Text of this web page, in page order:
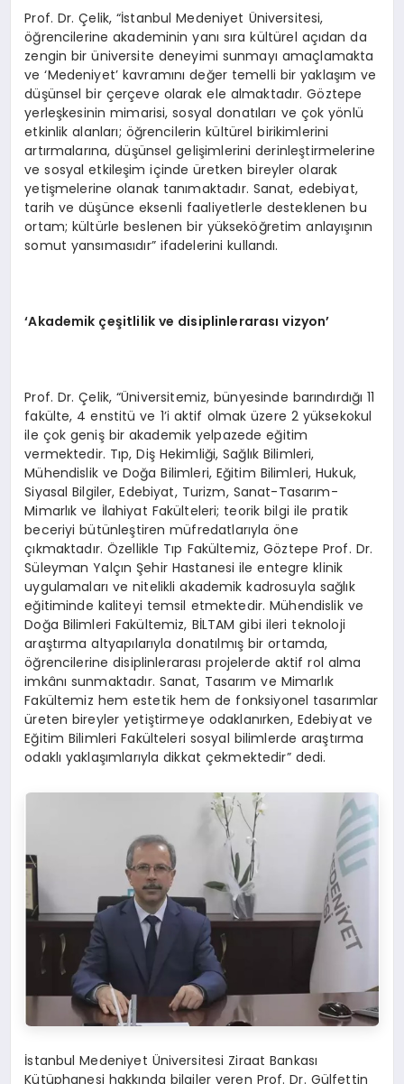
Prof. Dr. Çelik, “İstanbul Medeniyet Üniversitesi,
öğrencilerine akademinin yanı sıra kültürel açıdan da
zengin bir üniversite deneyimi sunmayı amaçlamakta
ve ‘Medeniyet’ kavramını değer temelli bir yaklaşım ve
düşünsel bir çerçeve olarak ele almaktadır. Göztepe
yerleşkesinin mimarisi, sosyal donatıları ve çok yönlü
etkinlik alanları; öğrencilerin kültürel birikimlerini
artırmalarına, düşünsel gelişimlerini derinleştirmelerine
ve sosyal etkileşim içinde üretken bireyler olarak
yetişmelerine olanak tanımaktadır. Sanat, edebiyat,
tarih ve düşünce eksenli faaliyetlerle desteklenen bu
ortam; kültürle beslenen bir yükseköğretim anlayışının
somut yansımasıdır” ifadelerini kullandı.
‘Akademik çeşitlilik ve disiplinlerarası vizyon’
Prof. Dr. Çelik, “Üniversitemiz, bünyesinde barındırdığı 11
fakülte, 4 enstitü ve 1’i aktif olmak üzere 2 yüksekokul
ile çok geniş bir akademik yelpazede eğitim
vermektedir. Tıp, Diş Hekimliği, Sağlık Bilimleri,
Mühendislik ve Doğa Bilimleri, Eğitim Bilimleri, Hukuk,
Siyasal Bilgiler, Edebiyat, Turizm, Sanat-Tasarım-
Mimarlık ve İlahiyat Fakülteleri; teorik bilgi ile pratik
beceriyi bütünleştiren müfredatlarıyla öne
çıkmaktadır. Özellikle Tıp Fakültemiz, Göztepe Prof. Dr.
Süleyman Yalçın Şehir Hastanesi ile entegre klinik
uygulamaları ve nitelikli akademik kadrosuyla sağlık
eğitiminde kaliteyi temsil etmektedir. Mühendislik ve
Doğa Bilimleri Fakültemiz, BİLTAM gibi ileri teknoloji
araştırma altyapılarıyla donatılmış bir ortamda,
öğrencilerine disiplinlerarası projelerde aktif rol alma
imkânı sunmaktadır. Sanat, Tasarım ve Mimarlık
Fakültemiz hem estetik hem de fonksiyonel tasarımlar
üreten bireyler yetiştirmeye odaklanırken, Edebiyat ve
Eğitim Bilimleri Fakülteleri sosyal bilimlerde araştırma
odaklı yaklaşımlarıyla dikkat çekmektedir” dedi.
İstanbul Medeniyet Üniversitesi Ziraat Bankası
Kütüphanesi hakkında bilgiler veren Prof. Dr. Gülfettin